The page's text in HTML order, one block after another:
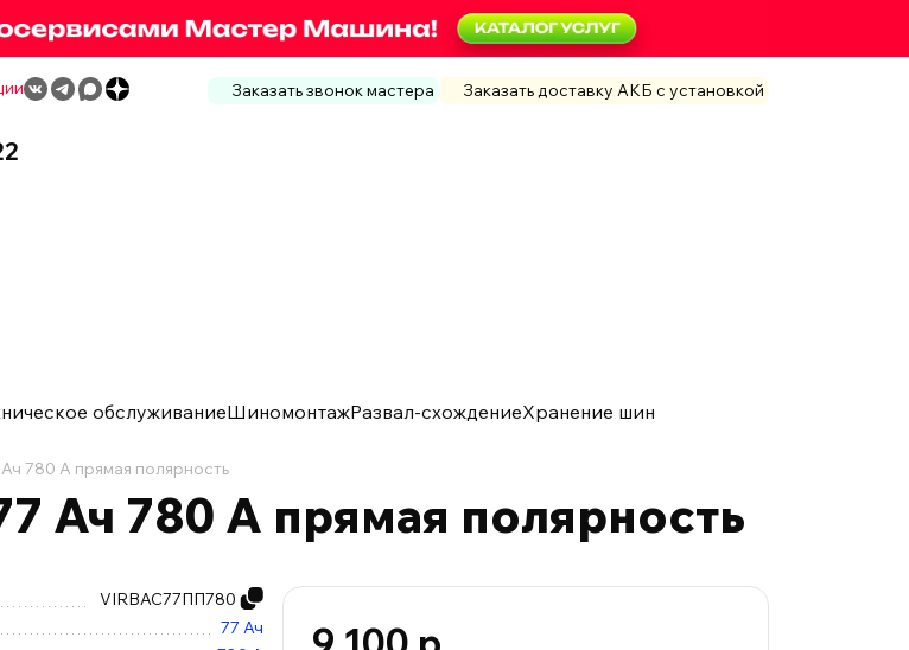
Заказать звонок мастера Заказать доставку АКБ с установкой
обслуживаниеШиномонтажРазвал-схождениеХранение шин
780 А прямая полярность
Ач 780 А прямая полярность
VIRBAC77ПП780
77 Ач